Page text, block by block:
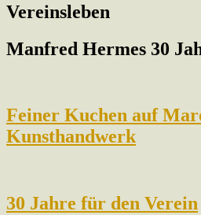
Vereinsleben
Manfred Hermes 30
Feiner Kuchen auf
Kunsthandwerk
30 Jahre für den Verein